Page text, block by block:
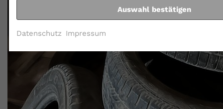
Auswahl bestätigen
Datenschutz Impressum